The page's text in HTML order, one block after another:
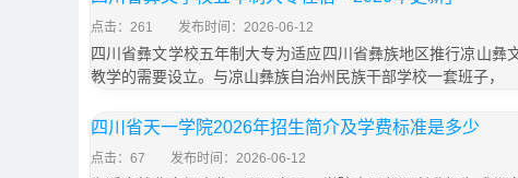
点击：261 发布时间：2026-06-12
四川省彝文学校五年制大专为适应四川省彝族地区推行凉山彝
教学的需要设立。与凉山彝族自治州民族干部学校一套班子，
四川省天一学院2026年招生简介及学费标准是多少
点击：67 发布时间：2026-06-12